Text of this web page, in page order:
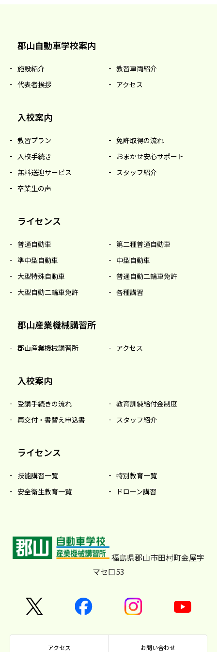
郡山自動車学校案内
施設紹介
教習車両紹介
代表者挨拶
アクセス
入校案内
教習プラン
免許取得の流れ
入校手続き
おまかせ安心サポート
無料送迎サービス
スタッフ紹介
卒業生の声
ライセンス
普通自動車
第二種普通自動車
準中型自動車
中型自動車
大型特殊自動車
普通自動二輪車免許
大型自動二輪車免許
各種講習
郡山産業機械講習所
郡山産業機械講習所 アクセス
入校案内
受講手続きの流れ
教育訓練給付金制度
再交付・書替え申込書
スタッフ紹介
ライセンス
技能講習一覧
特別教育一覧
安全衛生教育一覧
ドローン講習
福島県郡山市田村町金屋字
マセ口53
アクセス お問い合わせ